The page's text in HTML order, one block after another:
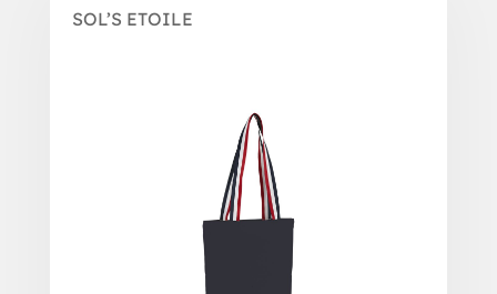
SOL’S ETOILE